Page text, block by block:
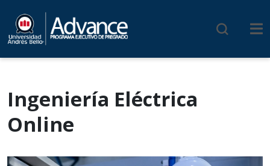
Ingeniería Eléctrica
Online